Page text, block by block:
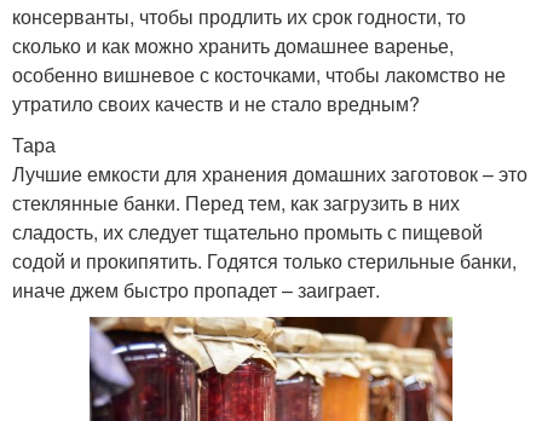
консерванты, чтобы продлить их срок годности, то
сколько и как можно хранить домашнее варенье,
особенно вишневое с косточками, чтобы лакомство не
утратило своих качеств и не стало вредным?
Тара
Лучшие емкости для хранения домашних заготовок – это
стеклянные банки. Перед тем, как загрузить в них
сладость, их следует тщательно промыть с пищевой
содой и прокипятить. Годятся только стерильные банки,
иначе джем быстро пропадет – заиграет.